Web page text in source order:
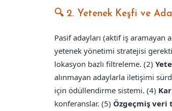
🔍 2. Yetenek Keşfi ve
Pasif adayları (aktif iş
yetenek yönetimi stratejisi
lokasyon bazlı filtreleme. (2)
alınmayan adaylarla iletişimi
için ödüllendirme sistemi. (4)
konferanslar. (5) Özgeçmiş veri